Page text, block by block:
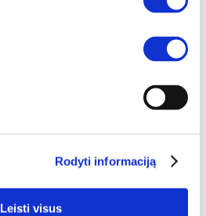
Rodyti informaciją
Leisti visus